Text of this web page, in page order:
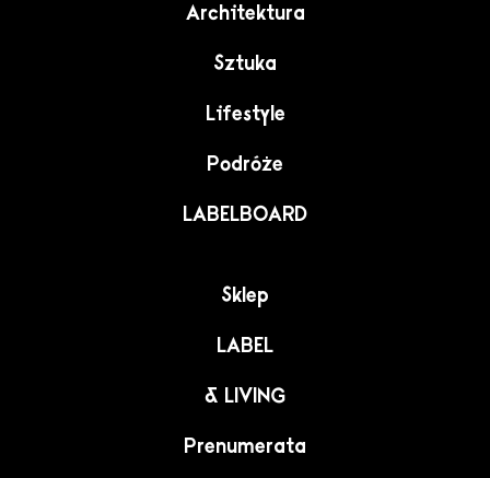
Architektura
Sztuka
Lifestyle
Podróże
LABELBOARD
Sklep
LABEL
& LIVING
Prenumerata